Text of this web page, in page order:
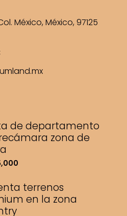
México, México, 97125
de departamento
zona de
terrenos
en la zona